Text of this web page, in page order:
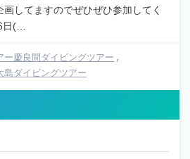
してますのでぜひぜひ参加してく
(…
ー慶良間ダイビングツアー
島ダイビングツアー